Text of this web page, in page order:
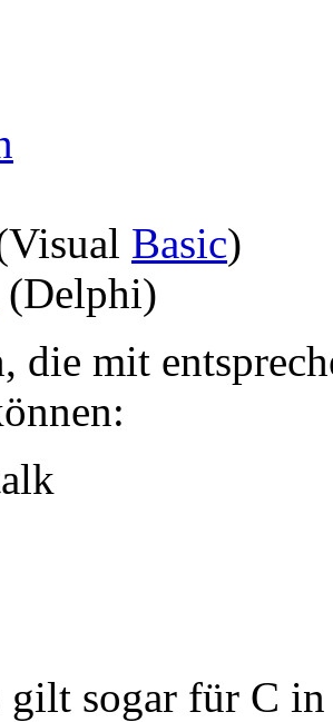
Basic)
(Delphi)
die mit
gilt sogar für C